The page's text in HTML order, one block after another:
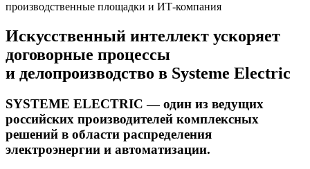
производственные площадки и ИТ-компания
Искусственный интеллект ускоряет
договорные процессы
и делопроизводство в Systeme Electric
SYSTEME ELECTRIC — один из ведущих
российских производителей комплексных
решений в области распределения
электроэнергии и автоматизации.